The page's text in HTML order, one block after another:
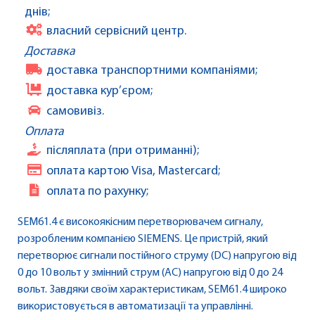
днів;
власний сервісний центр.
Доставка
доставка транспортними компаніями;
доставка кур’єром;
самовивіз.
Оплата
післяплата (при отриманні);
оплата картою Visa, Mastercard;
оплата по рахунку;
SEM61.4 є високоякісним перетворювачем сигналу,
розробленим компанією SIEMENS. Це пристрій, який
перетворює сигнали постійного струму (DC) напругою від
0 до 10 вольт у змінний струм (AC) напругою від 0 до 24
вольт. Завдяки своїм характеристикам, SEM61.4 широко
використовується в автоматизації та управлінні.